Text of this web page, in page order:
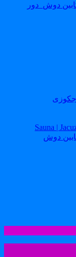
دوش_دور